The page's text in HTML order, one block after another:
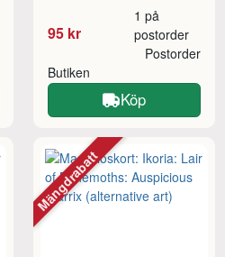
95 kr
1 på
postorder
Butiken
Postorder
Köp
Mängdrabatt